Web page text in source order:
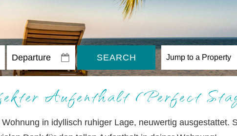
SEARCH
Aufenthalt (Perfect
in idyllisch ruhiger Lage, neuwertig ausgestattet.